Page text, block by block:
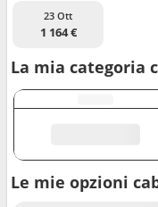
23 Ott
1 164 €
La mia categoria
Le mie opzioni